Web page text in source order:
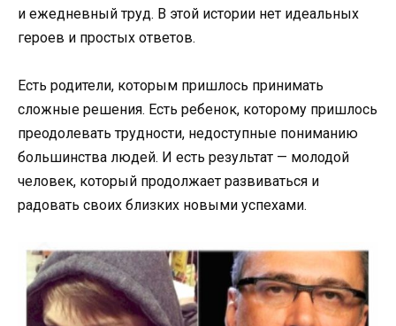
и ежедневный труд. В этой истории нет идеальных
героев и простых ответов.
Есть родители, которым пришлось принимать
сложные решения. Есть ребенок, которому пришлось
преодолевать трудности, недоступные пониманию
большинства людей. И есть результат — молодой
человек, который продолжает развиваться и
радовать своих близких новыми успехами.